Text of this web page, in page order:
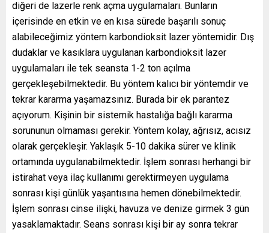
diğeri de lazerle renk açma uygulamaları. Bunların
içerisinde en etkin ve en kısa sürede başarılı sonuç
alabileceğimiz yöntem karbondioksit lazer yöntemidir. Dış
dudaklar ve kasıklara uygulanan karbondioksit lazer
uygulamaları ile tek seansta 1-2 ton açılma
gerçekleşebilmektedir. Bu yöntem kalıcı bir yöntemdir ve
tekrar kararma yaşamazsınız. Burada bir ek parantez
açıyorum. Kişinin bir sistemik hastalığa bağlı kararma
sorununun olmaması gerekir. Yöntem kolay, ağrısız, acısız
olarak gerçekleşir. Yaklaşık 5-10 dakika sürer ve klinik
ortamında uygulanabilmektedir. İşlem sonrası herhangi bir
istirahat veya ilaç kullanımı gerektirmeyen uygulama
sonrası kişi günlük yaşantısına hemen dönebilmektedir.
İşlem sonrası cinse ilişki, havuza ve denize girmek 3 gün
yasaklamaktadır. Seans sonrası kişi bir ay sonra tekrar